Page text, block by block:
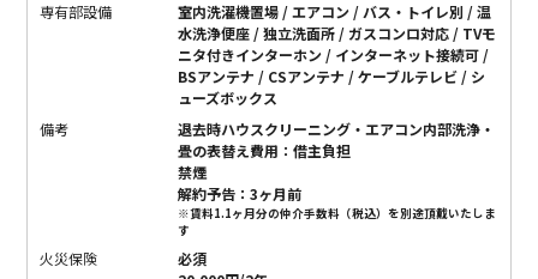
専有部設備
室内洗濯機置場 / エアコン / バス・トイレ別 / 温
水洗浄便座 / 独立洗面所 / ガスコンロ対応 / TVモ
ニタ付きインターホン / インターネット接続可 /
BSアンテナ / CSアンテナ / ケーブルテレビ / シ
ューズボックス
備考
退去時ハウスクリーニング・エアコン内部洗浄・
畳の表替え費用：借主負担
禁煙
解約予告：3ヶ月前
※賃料1.1ヶ月分の仲介手数料（税込）を別途頂戴いたしま
す
火災保険
必須